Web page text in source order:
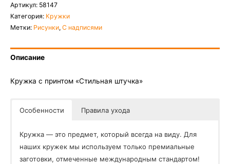
принтом
"Стильная
Артикул: 58147
Категория: Кружки
Метки: Рисунки, С надписями
Описание
Кружка с принтом «Стильная штучка»
Особенности Правила ухода
Кружка — это предмет, который всегда на виду. Для
наших кружек мы используем только премиальные
заготовки, отмеченные международным стандартом!